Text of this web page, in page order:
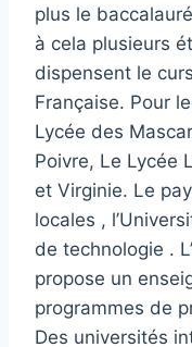
plus le
à cela plusieurs
dispensent le
Française. Pour
Lycée des
Poivre, Le Lycée
et Virginie. Le
locales ,
de technologie .
propose un
programmes de
Des universités